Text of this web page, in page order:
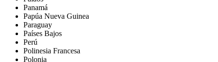
Panamá
Papúa Nueva Guinea
Paraguay
Países Bajos
Perú
Polinesia Francesa
Polonia